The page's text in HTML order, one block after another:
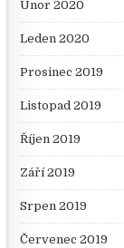
Únor 2020
Leden 2020
Prosinec 2019
Listopad 2019
Říjen 2019
Září 2019
Srpen 2019
Červenec 2019